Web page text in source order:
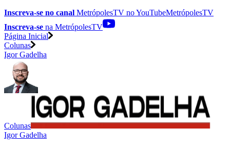
Inscreva-se no canal MetrópolesTV noYouTubeMetrópolesTV
Inscreva-se na MetrópolesTV
Página Inicial
Colunas
Igor Gadelha
Colunas
Igor Gadelha